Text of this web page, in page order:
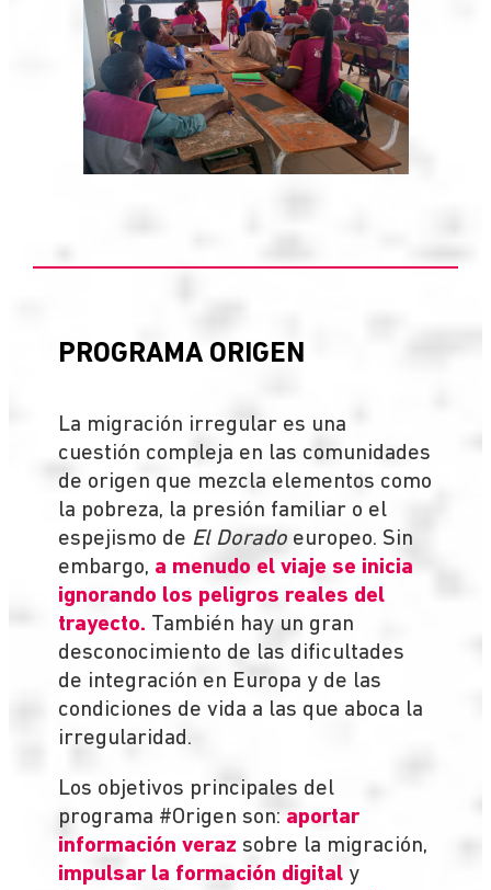
PROGRAMA ORIGEN
La migración irregular es una
cuestión compleja en las comunidades
de origen que mezcla elementos como
la pobreza, la presión familiar o el
espejismo de El Doradoeuropeo. Sin
embargo, a menudo el viaje se inicia
ignorando los peligros reales del
trayecto. También hay un gran
desconocimiento de las dificultades
de integración en Europa y de las
condiciones de vida a las que aboca la
irregularidad.
Los objetivos principales del
programa #Origen son: aportar
información veraz sobre la migración,
impulsar la formación digitaly